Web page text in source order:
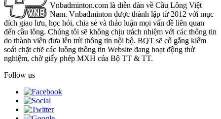
Vnbadminton.com là diễn đàn về Cầu Lông Việt
Nam. Vnbadminton được thành lập từ 2012 với mục
đích giao lưu, học hỏi, chia sẻ và thảo luận mọi vấn đề liên quan
đến cầu lông. Chúng tôi sẽ không chịu trách nhiệm với các thông tin
do thành viên đưa lên trừ thông tin nội bộ. BQT sẽ cố gắng kiểm
soát chặt chẽ các luồng thông tin Website đang hoạt động thử
nghiệm, chờ giấy phép MXH của Bộ TT & TT.
Follow us